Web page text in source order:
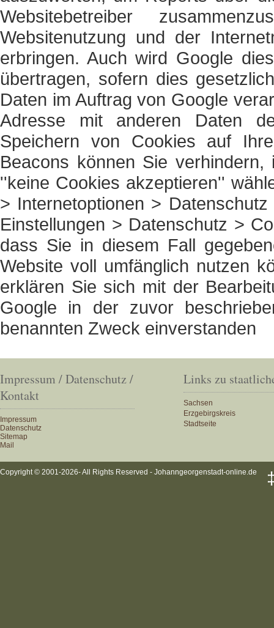
Websitebetreiber
Websitenutzung und der
erbringen. Auch wird Google
übertragen, sofern dies
Daten im Auftrag von Google
Adresse mit anderen Daten
Speichern von Cookies auf
Beacons können Sie
''keine Cookies akzeptieren''
> Internetoptionen >
Einstellungen > Datenschutz >
dass Sie in diesem Fall
Website voll umfänglich nutzen
erklären Sie sich mit der
Google in der zuvor
benannten Zweck einverstanden
Impressum / Datenschutz /
Kontakt
Impressum
Datenschutz
Sitemap
Mail
Links zu
Sachsen
Erzgebirgskreis
Stadtseite
Copyright © 2001-2026- All Rights Reserved - Johanngeorgenstadt-online.de